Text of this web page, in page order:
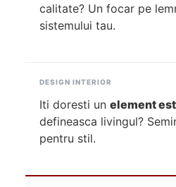
calitate? Un focar pe
sistemului tau.
DESIGN INTERIOR
Iti doresti un element
defineasca livingul?
pentru stil.